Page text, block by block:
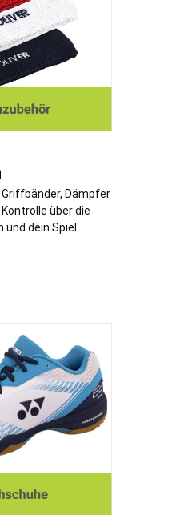
Dämpfer
über die
dein Spiel